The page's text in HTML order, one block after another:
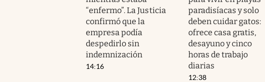
“enfermo”. La Justicia
confirmó que la
empresa podía
despedirlo sin
indemnización
14:16
paradisíacas y solo
deben cuidar gatos:
ofrece casa gratis,
desayuno y cinco
horas de trabajo
diarias
12:38